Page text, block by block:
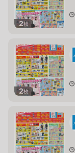
2枚
2枚